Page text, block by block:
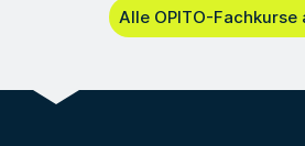
Alle OPITO-Fachkurse